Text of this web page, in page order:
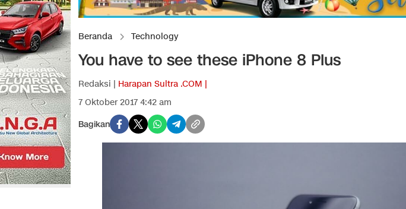
Beranda Technology
You have to see these iPhone 8 Plus
Redaksi | Harapan Sultra .COM |
7 Oktober 2017 4:42 am
Bagikan